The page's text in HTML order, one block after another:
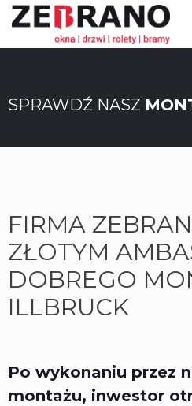
SPRAWDŹ NASZ
FIRMA
ZŁOTYM
DOBREGO
ILLBRUCK
Po wykonaniu przez
montażu, inwestor